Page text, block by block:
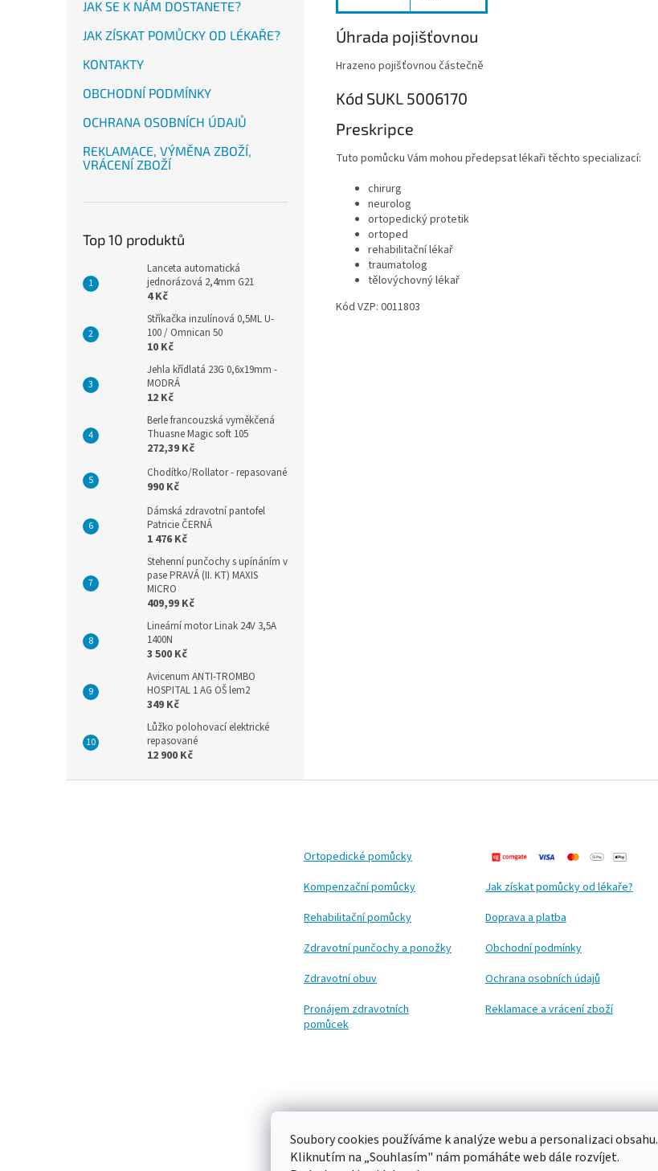
Soubory cookies používáme k analýze webu a personalizaci obsahu.
Kliknutím na „Souhlasím" nám pomáháte web dále rozvíjet.
JAK SE K NÁM DOSTANETE?
JAK ZÍSKAT POMŮCKY OD LÉKAŘE?
KONTAKTY
OBCHODNÍ PODMÍNKY
OCHRANA OSOBNÍCH ÚDAJŮ
REKLAMACE, VÝMĚNA ZBOŽÍ,
VRÁCENÍ ZBOŽÍ
Top 10 produktů
Lanceta automatická
jednorázová 2,4mm G21
4 Kč
Stříkačka inzulínová 0,5ML U-
100 / Omnican 50
10 Kč
Jehla křídlatá 23G 0,6x19mm -
MODRÁ
12 Kč
Berle francouzská vyměkčená
Thuasne Magic soft 105
272,39 Kč
Chodítko/Rollator - repasované
990 Kč
Dámská zdravotní pantofel
Patricie ČERNÁ
1 476 Kč
Stehenní punčochy s upínáním v
pase PRAVÁ (II. KT) MAXIS
MICRO
409,99 Kč
Lineární motor Linak 24V 3,5A
1400N
3 500 Kč
Avicenum ANTI-TROMBO
HOSPITAL 1 AG OŠ lem2
349 Kč
Lůžko polohovací elektrické
repasované
12 900 Kč
Úhrada pojišťovnou
Hrazeno pojišťovnou částečně
Kód SUKL 5006170
Preskripce
Tuto pomůcku Vám mohou předepsat lékaři těchto specializací:
chirurg
neurolog
ortopedický protetik
ortoped
rehabilitační lékař
traumatolog
tělovýchovný lékař
Kód VZP: 0011803
Ortopedické pomůcky
Kompenzační pomůcky
Rehabilitační pomůcky
Zdravotní punčochy a ponožky
Zdravotní obuv
Pronájem zdravotních
pomůcek
Jak získat pomůcky od lékaře?
Doprava a platba
Obchodní podmínky
Ochrana osobních údajů
Reklamace a vrácení zboží